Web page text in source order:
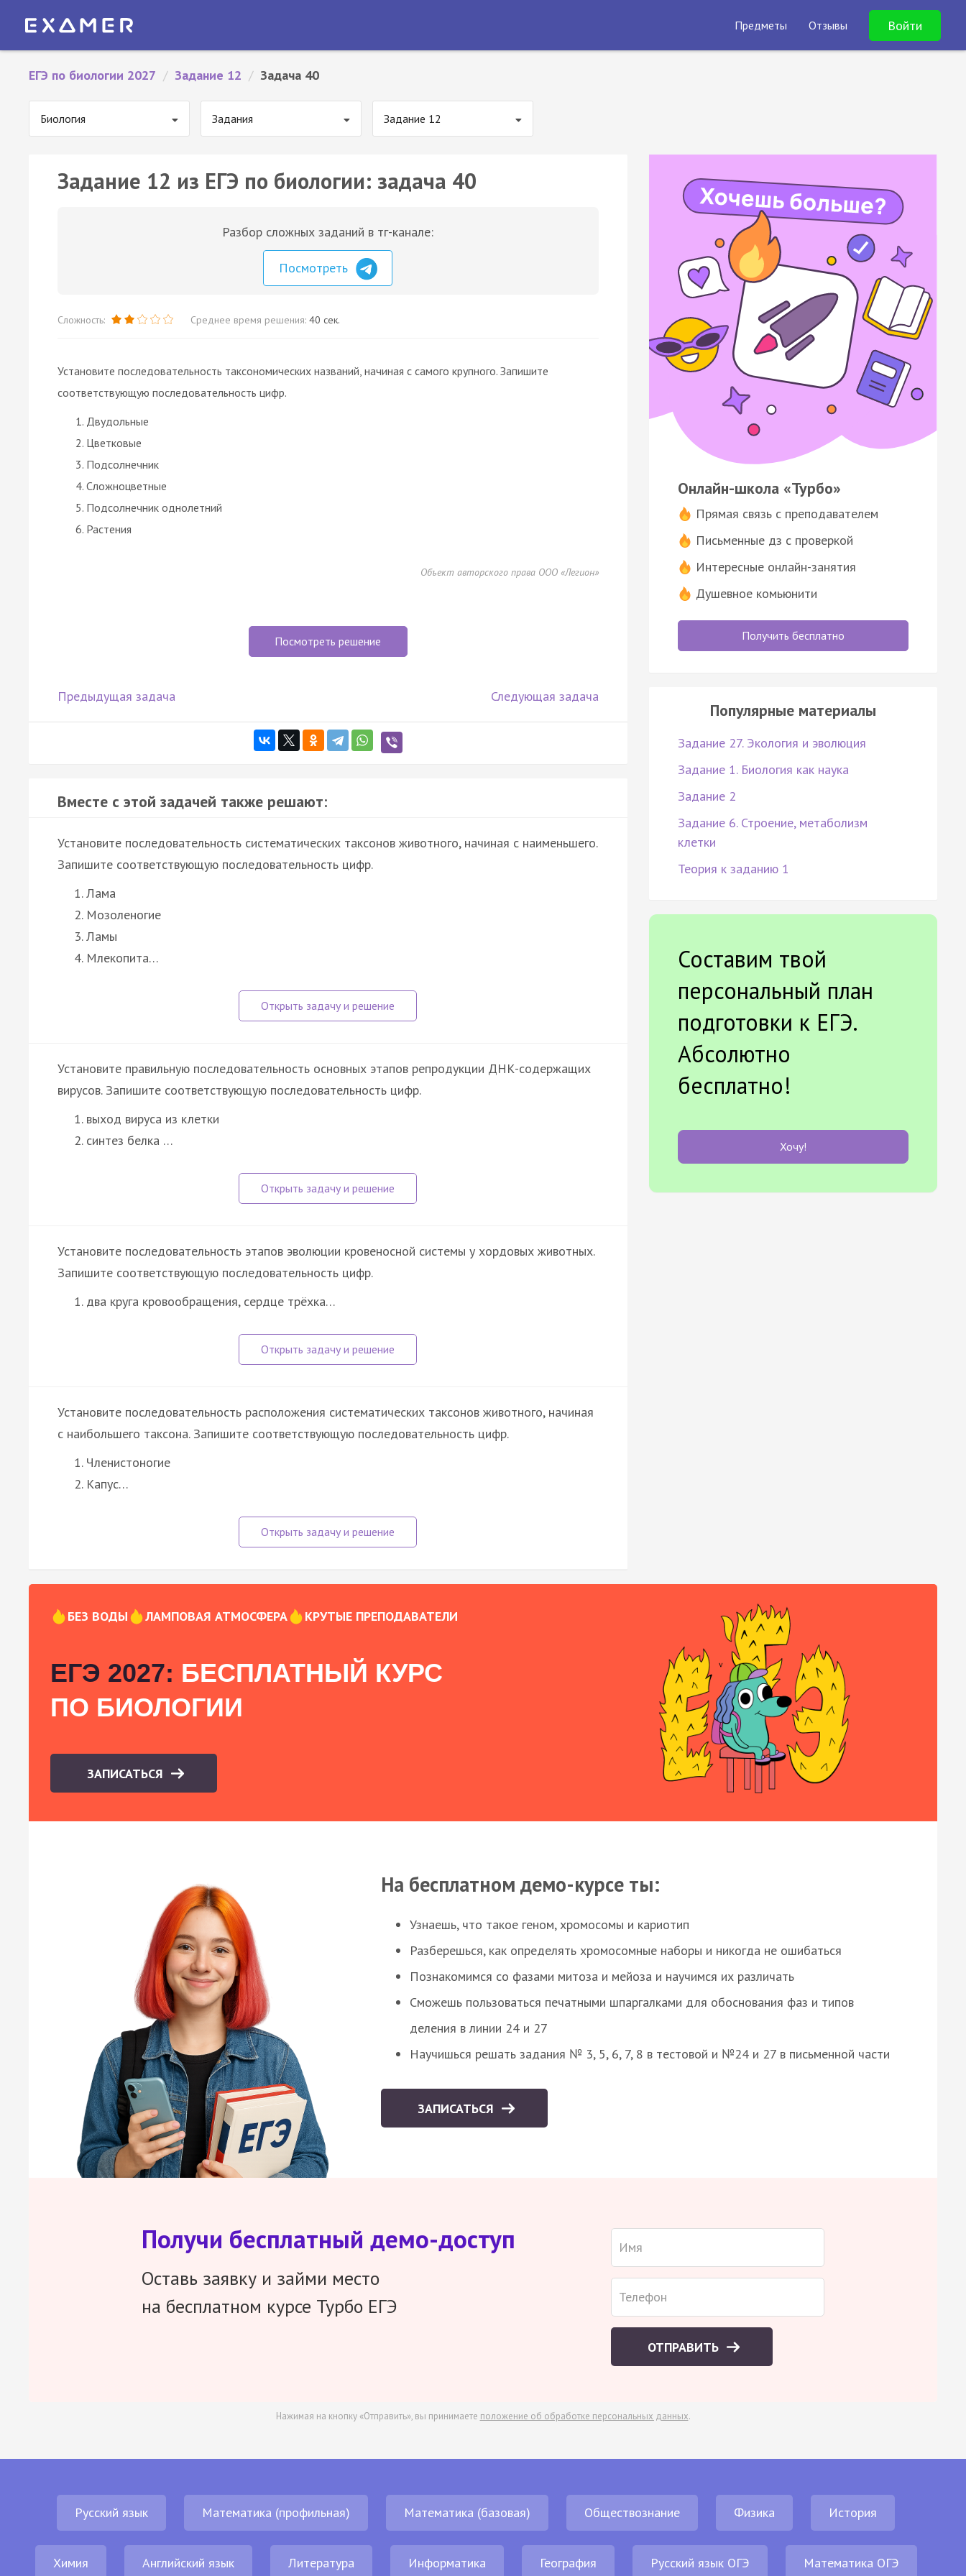
Предметы Отзывы Войти
ЕГЭ по биологии 2027 / Задание 12 / Задача 40
Биология Задания Задание 12
Задание 12 из ЕГЭ по биологии: задача 40
Разбор сложных заданий в тг-канале:
Посмотреть
Сложность: Среднее время решения: 40 сек.
Установите последовательность таксономических названий, начиная с самого крупного. Запишите
соответствующую последовательность цифр.
Двудольные
Цветковые
Подсолнечник
Сложноцветные
Подсолнечник однолетний
Растения
Объект авторского права ООО «Легион»
Посмотреть решение
Предыдущая задача Следующая задача
Вместе с этой задачей также решают:
Установите последовательность систематических таксонов животного, начиная с наименьшего.
Запишите соответствующую последовательность цифр.
Лама
Мозоленогие
Ламы
Млекопита…
Установите правильную последовательность основных этапов репродукции ДНК-содержащих
вирусов. Запишите соответствующую последовательность цифр.
выход вируса из клетки
синтез белка …
Установите последовательность этапов эволюции кровеносной системы у хордовых животных.
Запишите соответствующую последовательность цифр.
два круга кровообращения, сердце трёхка…
Установите последовательность расположения систематических таксонов животного, начиная
с наибольшего таксона. Запишите соответствующую последовательность цифр.
Членистоногие
Капус…
Онлайн-школа «Турбо»
Прямая связь с преподавателем
Письменные дз с проверкой
Интересные онлайн-занятия
Душевное комьюнити
Получить бесплатно
Популярные материалы
Задание 27. Экология и эволюция
Задание 1. Биология как наука
Задание 2
Задание 6. Строение, метаболизм
клетки
Теория к заданию 1
Составим твой
персональный план
подготовки к ЕГЭ.
Абсолютно
бесплатно!
Хочу!
БЕЗ ВОДЫ ЛАМПОВАЯ АТМОСФЕРА КРУТЫЕ ПРЕПОДАВАТЕЛИ
ЕГЭ 2027: БЕСПЛАТНЫЙ КУРС
ПО БИОЛОГИИ
ЗАПИСАТЬСЯ
На бесплатном демо-курсе ты:
Узнаешь, что такое геном, хромосомы и кариотип
Разберешься, как определять хромосомные наборы и никогда не ошибаться
Познакомимся со фазами митоза и мейоза и научимся их различать
Сможешь пользоваться печатными шпаргалками для обоснования фаз и типов
деления в линии 24 и 27
Научишься решать задания № 3, 5, 6, 7, 8 в тестовой и №24 и 27 в письменной части
ЗАПИСАТЬСЯ
Получи бесплатный демо-доступ
Оставь заявку и займи место
на бесплатном курсе Турбо ЕГЭ
ОТПРАВИТЬ
Нажимая на кнопку «Отправить», вы принимаете положение об обработке персональных данных.
Русский язык Математика (профильная) Математика (базовая) Обществознание Физика История
Химия Английский язык Литература Информатика География Русский язык ОГЭ Математика ОГЭ